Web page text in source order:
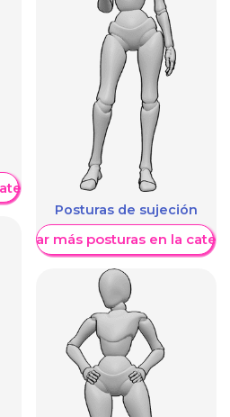
Posturas de sujeción
Mostrar más posturas en la